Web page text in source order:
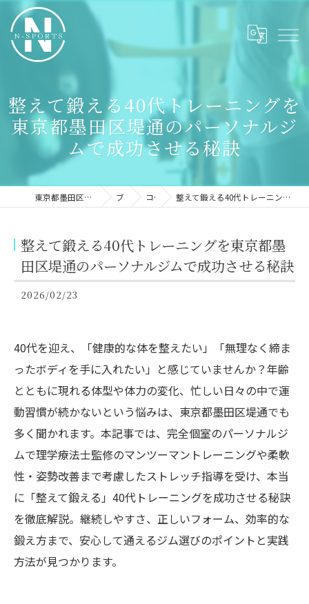
整えて鍛える40代トレーニングを
東京都墨田区堤通のパーソナルジ
ムで成功させる秘訣
東京都墨田区のパーソナルジムならN-sports ブログ コラム 整えて鍛える40代トレーニングを東京都墨田区堤通のパーソナルジムで成功させる秘訣
整えて鍛える40代トレーニングを東京都墨
田区堤通のパーソナルジムで成功させる秘訣
2026/02/23
40代を迎え、「健康的な体を整えたい」「無理なく締ま
ったボディを手に入れたい」と感じていませんか？年齢
とともに現れる体型や体力の変化、忙しい日々の中で運
動習慣が続かないという悩みは、東京都墨田区堤通でも
多く聞かれます。本記事では、完全個室のパーソナルジ
ムで理学療法士監修のマンツーマントレーニングや柔軟
性・姿勢改善まで考慮したストレッチ指導を受け、本当
に「整えて鍛える」40代トレーニングを成功させる秘訣
を徹底解説。継続しやすさ、正しいフォーム、効率的な
鍛え方まで、安心して通えるジム選びのポイントと実践
方法が見つかります。